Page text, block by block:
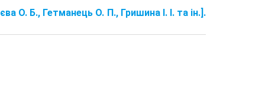
О. Б., Гетманець О. П., Гришина І. І. та ін.].